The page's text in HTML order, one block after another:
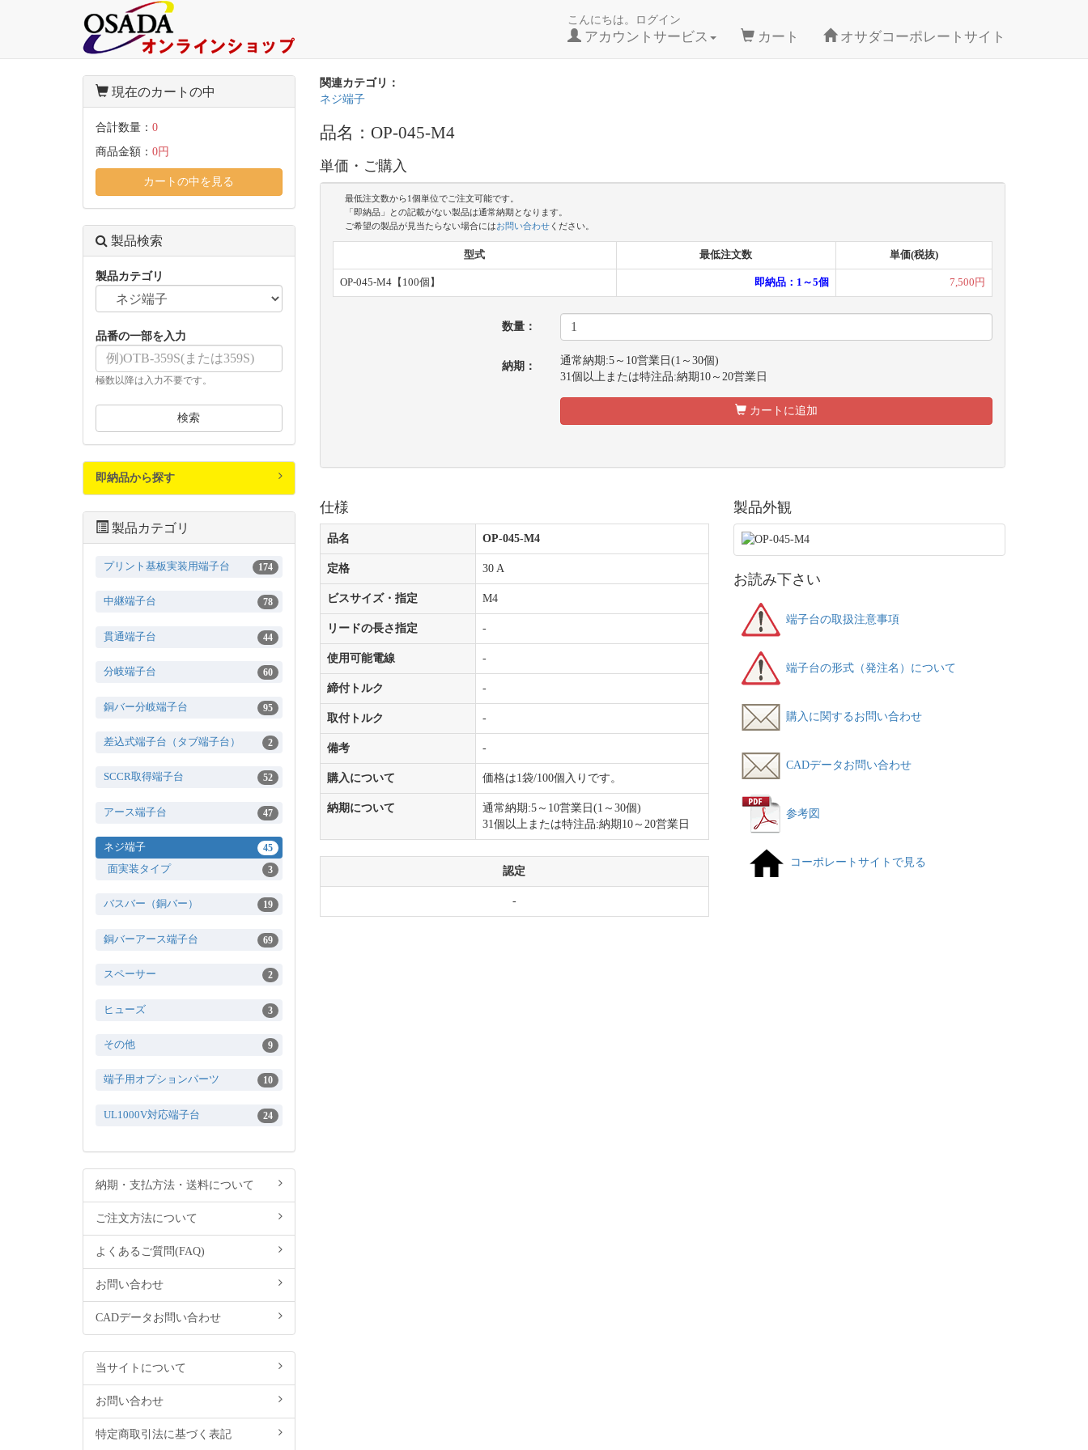
こんにちは。ログイン
アカウントサービス カート オサダコーポレートサイト
関連カテゴリ：
ネジ端子
品名：OP-045-M4
単価・ご購入
最低注文数から1個単位でご注文可能です。
「即納品」との記載がない製品は通常納期となります。
ご希望の製品が見当たらない場合にはお問い合わせください。
型式 最低注文数 単価(税抜)
OP-045-M4【100個】 即納品：1～5個 7,500円
数量：
納期：
通常納期:5～10営業日(1～30個)
31個以上または特注品:納期10～20営業日
カートに追加
仕様
品名 OP-045-M4
定格 30 A
ビスサイズ・指定 M4
リードの長さ指定 -
使用可能電線 -
締付トルク -
取付トルク -
備考 -
購入について 価格は1袋/100個入りです。
納期について
通常納期:5～10営業日(1～30個)
31個以上または特注品:納期10～20営業日
認定
-
製品外観
お読み下さい
端子台の取扱注意事項
端子台の形式（発注名）について
購入に関するお問い合わせ
CADデータお問い合わせ
参考図
コーポレートサイトで見る
現在のカートの中
合計数量： 0
商品金額： 0円
カートの中を見る
製品検索
製品カテゴリ
品番の一部を入力
極数以降は入力不要です。
検索
即納品から探す
製品カテゴリ
プリント基板実装用端子台 174
中継端子台 78
貫通端子台 44
分岐端子台 60
銅バー分岐端子台 95
差込式端子台（タブ端子台） 2
SCCR取得端子台 52
アース端子台 47
ネジ端子
45
面実装タイプ
3
バスバー（銅バー） 19
銅バーアース端子台 69
スペーサー 2
ヒューズ 3
その他 9
端子用オプションパーツ 10
UL1000V対応端子台 24
納期・支払方法・送料について
ご注文方法について
よくあるご質問(FAQ)
お問い合わせ
CADデータお問い合わせ
当サイトについて
お問い合わせ
特定商取引法に基づく表記